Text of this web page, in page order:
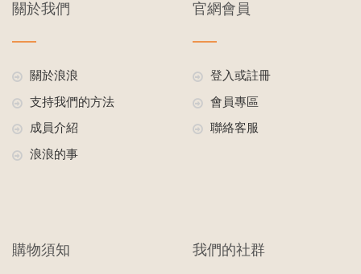
關於我們
關於浪浪
支持我們的方法
成員介紹
浪浪的事
官網會員
登入或註冊
會員專區
聯絡客服
購物須知 我們的社群